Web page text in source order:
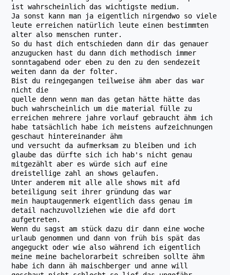
ist wahrscheinlich das wichtigste medium.
Ja sonst kann man ja eigentlich nirgendwo so viele
leute erreichen natürlich leute einen bestimmten
alter also menschen runter.
So du hast dich entschieden dann dir das genauer
anzugucken hast du dann dich methodisch immer
sonntagabend oder eben zu den zu den sendezeit
weiten dann da der folter.
Bist du reingegangen teilweise ähm aber das war
nicht die
quelle denn wenn man das getan hätte hätte das
buch wahrscheinlich um die material fülle zu
erreichen mehrere jahre vorlauf gebraucht ähm ich
habe tatsächlich habe ich meistens aufzeichnungen
geschaut hintereinander ähm
und versucht da aufmerksam zu bleiben und ich
glaube das dürfte sich ich hab's nicht genau
mitgezählt aber es würde sich auf eine
dreistellige zahl an shows gelaufen.
Unter anderem mit alle alle shows mit afd
beteiligung seit ihrer gründung das war
mein hauptaugenmerk eigentlich dass genau im
detail nachzuvollziehen wie die afd dort
aufgetreten.
Wenn du sagst am stück dazu dir dann eine woche
urlaub genommen und dann von früh bis spät das
angeguckt oder wie also während ich eigentlich
meine meine bachelorarbeit schreiben sollte ähm
habe ich dann äh maischberger und anne will